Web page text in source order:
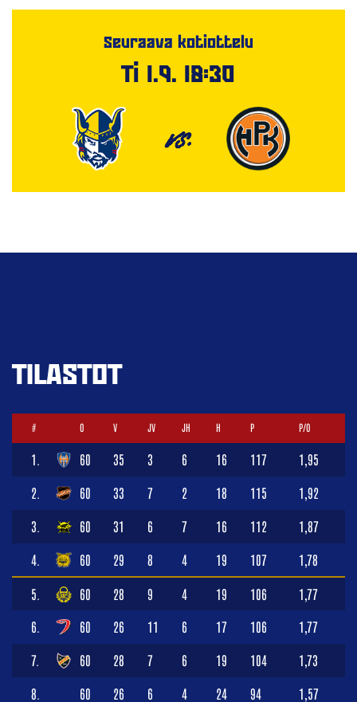
Seuraava kotiottelu
Ti 1.9. 18:30
VS.
TILASTOT
# O V JV JH H P P/O
1. 60 35 3 6 16 117 1,95
2. 60 33 7 2 18 115 1,92
3. 60 31 6 7 16 112 1,87
4. 60 29 8 4 19 107 1,78
5. 60 28 9 4 19 106 1,77
6. 60 26 11 6 17 106 1,77
7. 60 28 7 6 19 104 1,73
8. 60 26 6 4 24 94 1,57